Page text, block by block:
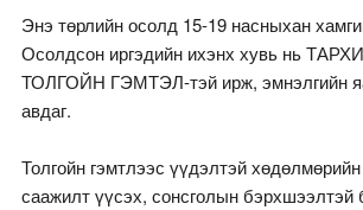
Энэ төрлийн осолд 15-19 насныхан
Осолдсон иргэдийн ихэнх хувь нь ТАРХИ
ТОЛГОЙН ГЭМТЭЛ-тэй ирж, эмнэлгийн
авдаг.
Толгойн гэмтлээс үүдэлтэй
саажилт үүсэх, сонсголын бэрхшээлтэй